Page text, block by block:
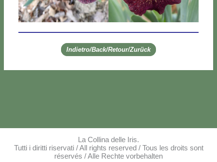
Indietro/Back/Retour/Zurück
La Collina delle Iris.
Tutti i diritti riservati / All rights reserved / Tous les droits sont
réservés / Alle Rechte vorbehalten